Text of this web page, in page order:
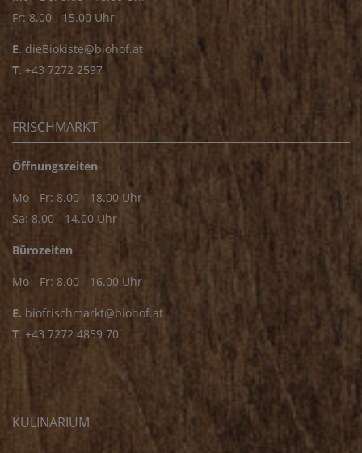
Fr: 8.00 - 15.00 Uhr
E. dieBiokiste@biohof.at
T. +43 7272 2597
FRISCHMARKT
Öffnungszeiten
Mo - Fr: 8.00 - 18.00 Uhr
Sa: 8.00 - 14.00 Uhr
Bürozeiten
Mo - Fr: 8.00 - 16.00 Uhr
E. biofrischmarkt@biohof.at
T. +43 7272 4859 70
KULINARIUM